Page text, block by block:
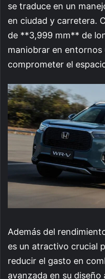
se traduce en un
en ciudad y carretera.
de **3,999 mm** de
maniobrar en entornos
comprometer el
Además del
es un atractivo crucial
reducir el gasto en
avanzada en su